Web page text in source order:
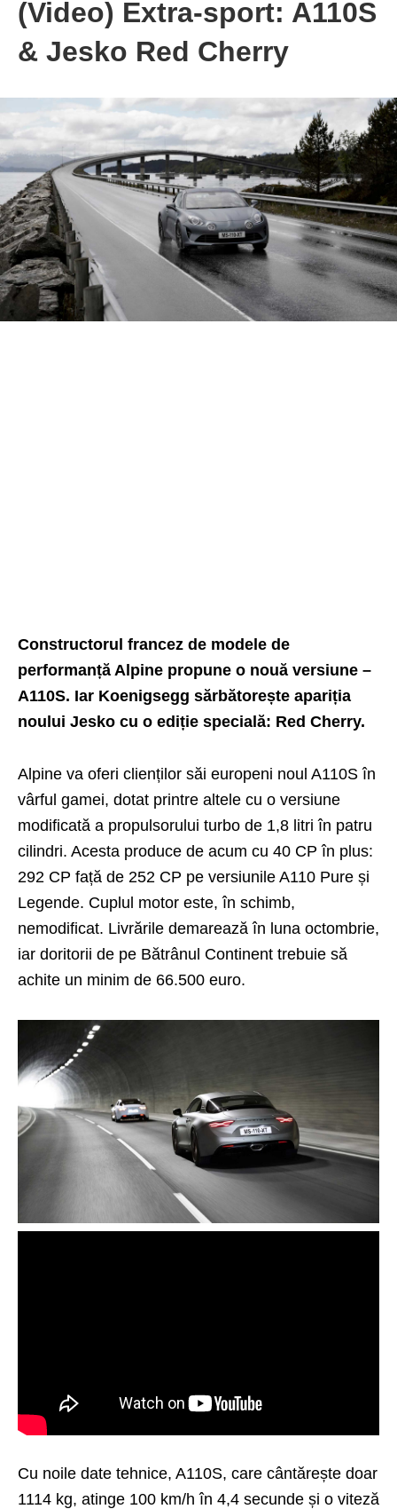
(Video) Extra-sport: A110S
& Jesko Red Cherry
Constructorul francez de modele de
performanță Alpine propune o nouă versiune –
A110S. Iar Koenigsegg sărbătorește apariția
noului Jesko cu o ediție specială: Red Cherry.
Alpine va oferi clienților săi europeni noul A110S în
vârful gamei, dotat printre altele cu o versiune
modificată a propulsorului turbo de 1,8 litri în patru
cilindri. Acesta produce de acum cu 40 CP în plus:
292 CP față de 252 CP pe versiunile A110 Pure și
Legende. Cuplul motor este, în schimb,
nemodificat. Livrările demarează în luna octombrie,
iar doritorii de pe Bătrânul Continent trebuie să
achite un minim de 66.500 euro.
Cu noile date tehnice, A110S, care cântărește doar
1114 kg, atinge 100 km/h în 4,4 secunde și o viteză